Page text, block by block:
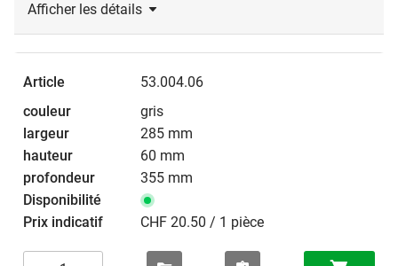
Afficher les détails
53.004.06
gris
285 mm
60 mm
355 mm
CHF 20.50 / 1 pièce